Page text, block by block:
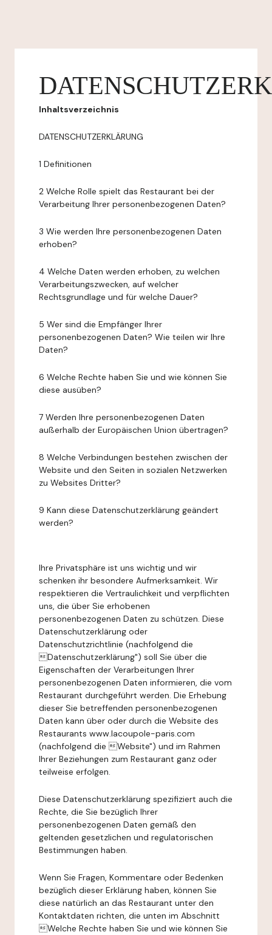
Inhaltsverzeichnis
DATENSCHUTZERKLÄRUNG
1 Definitionen
2 Welche Rolle spielt das Restaurant bei der
Verarbeitung Ihrer personenbezogenen Daten?
3 Wie werden Ihre personenbezogenen Daten
erhoben?
4 Welche Daten werden erhoben, zu welchen
Verarbeitungszwecken, auf welcher
Rechtsgrundlage und für welche Dauer?
5 Wer sind die Empfänger Ihrer
personenbezogenen Daten? Wie teilen wir Ihre
Daten?
6 Welche Rechte haben Sie und wie können Sie
diese ausüben?
7 Werden Ihre personenbezogenen Daten
außerhalb der Europäischen Union übertragen?
8 Welche Verbindungen bestehen zwischen der
Website und den Seiten in sozialen Netzwerken
zu Websites Dritter?
9 Kann diese Datenschutzerklärung geändert
werden?
Ihre Privatsphäre ist uns wichtig und wir
schenken ihr besondere Aufmerksamkeit. Wir
respektieren die Vertraulichkeit und verpflichten
uns, die über Sie erhobenen
personenbezogenen Daten zu schützen. Diese
Datenschutzerklärung oder
Datenschutzrichtlinie (nachfolgend die
Datenschutzerklärung") soll Sie über die
Eigenschaften der Verarbeitungen Ihrer
personenbezogenen Daten informieren, die vom
Restaurant durchgeführt werden. Die Erhebung
dieser Sie betreffenden personenbezogenen
Daten kann über oder durch die Website des
Restaurants www.lacoupole-paris.com
(nachfolgend die Website") und im Rahmen
Ihrer Beziehungen zum Restaurant ganz oder
teilweise erfolgen.
Diese Datenschutzerklärung spezifiziert auch die
Rechte, die Sie bezüglich Ihrer
personenbezogenen Daten gemäß den
geltenden gesetzlichen und regulatorischen
Bestimmungen haben.
Wenn Sie Fragen, Kommentare oder Bedenken
bezüglich dieser Erklärung haben, können Sie
diese natürlich an das Restaurant unter den
Kontaktdaten richten, die unten im Abschnitt
Welche Rechte haben Sie und wie können Sie